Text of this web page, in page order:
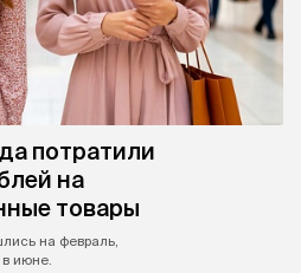
потратили
на
товары
на февраль,
июне.